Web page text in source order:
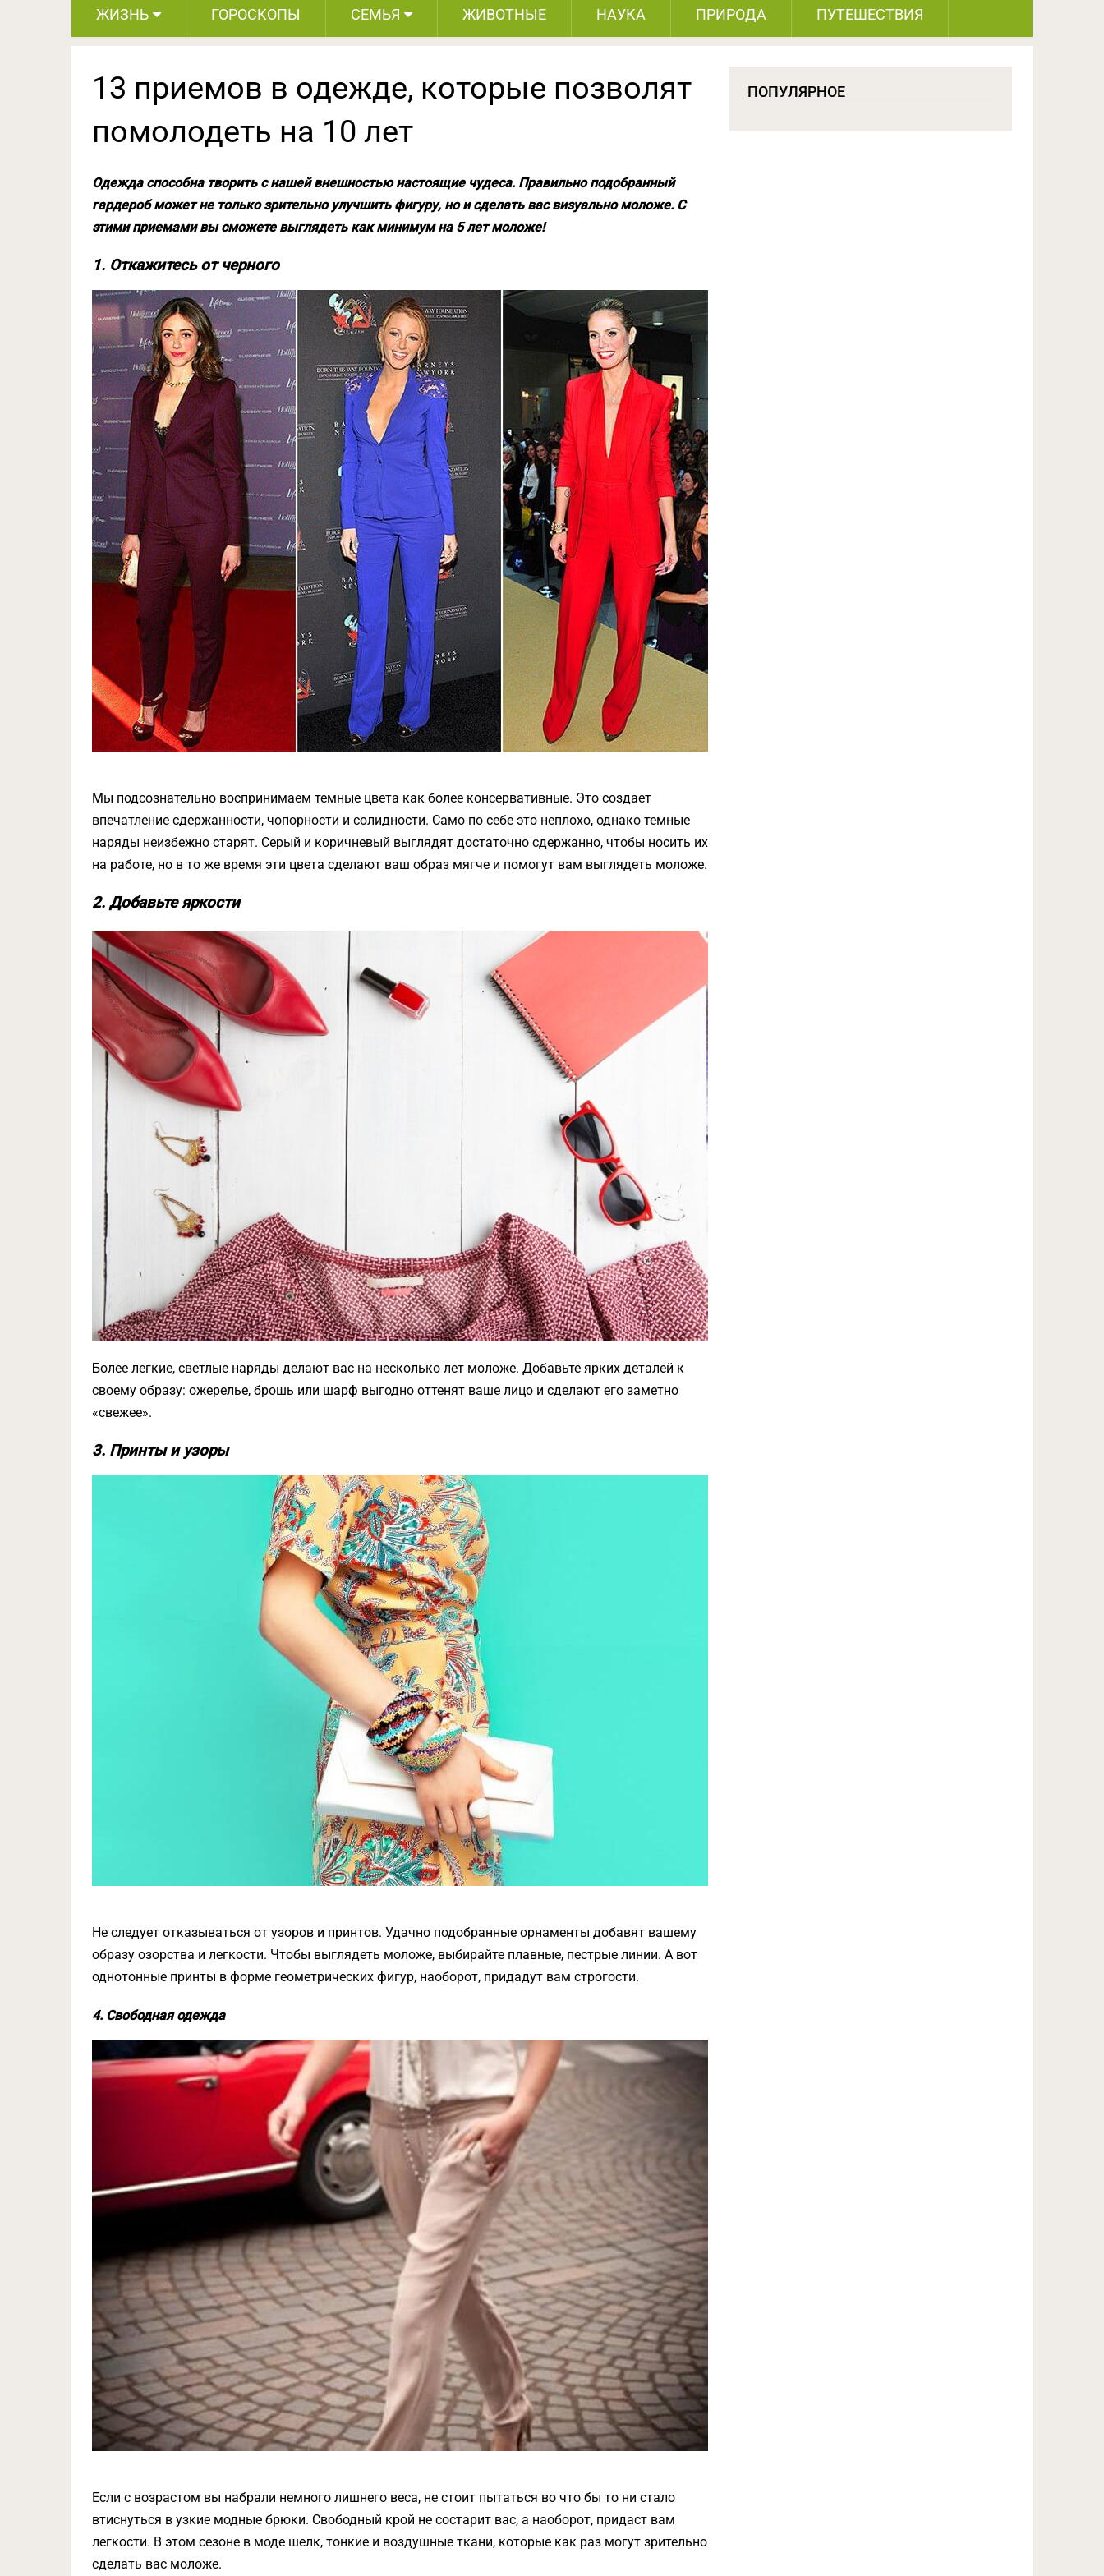
ЖИЗНЬ ГОРОСКОПЫ СЕМЬЯ ЖИВОТНЫЕ НАУКА ПРИРОДА ПУТЕШЕСТВИЯ
13 приемов в одежде, которые позволят
помолодеть на 10 лет
Одежда способна творить с нашей внешностью настоящие чудеса. Правильно подобранный
гардероб может не только зрительно улучшить фигуру, но и сделать вас визуально моложе. С
этими приемами вы сможете выглядеть как минимум на 5 лет моложе!
1. Откажитесь от черного
Мы подсознательно воспринимаем темные цвета как более консервативные. Это создает
впечатление сдержанности, чопорности и солидности. Само по себе это неплохо, однако темные
наряды неизбежно старят. Серый и коричневый выглядят достаточно сдержанно, чтобы носить их
на работе, но в то же время эти цвета сделают ваш образ мягче и помогут вам выглядеть моложе.
2. Добавьте яркости
Более легкие, светлые наряды делают вас на несколько лет моложе. Добавьте ярких деталей к
своему образу: ожерелье, брошь или шарф выгодно оттенят ваше лицо и сделают его заметно
«свежее».
3. Принты и узоры
Не следует отказываться от узоров и принтов. Удачно подобранные орнаменты добавят вашему
образу озорства и легкости. Чтобы выглядеть моложе, выбирайте плавные, пестрые линии. А вот
однотонные принты в форме геометрических фигур, наоборот, придадут вам строгости.
4. Свободная одежда
Если с возрастом вы набрали немного лишнего веса, не стоит пытаться во что бы то ни стало
втиснуться в узкие модные брюки. Свободный крой не состарит вас, а наоборот, придаст вам
легкости. В этом сезоне в моде шелк, тонкие и воздушные ткани, которые как раз могут зрительно
сделать вас моложе.
ПОПУЛЯРНОЕ